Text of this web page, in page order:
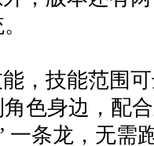
，技能范围
色身边，配
一条龙，无需